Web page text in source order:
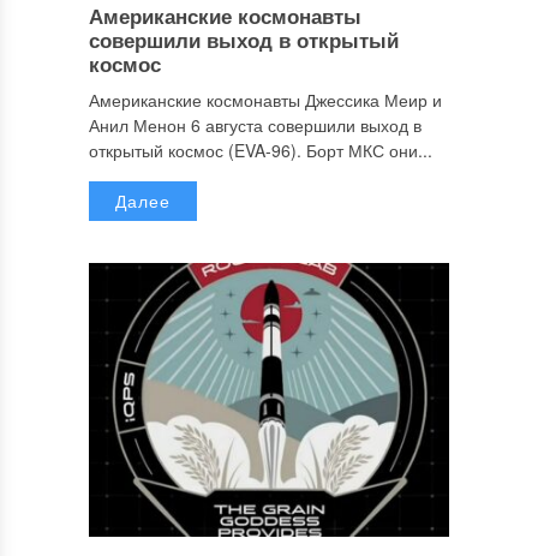
Американские космонавты
совершили выход в открытый
космос
Американские космонавты Джессика Меир и
Анил Менон 6 августа совершили выход в
открытый космос (EVA-96). Борт МКС они...
Далее